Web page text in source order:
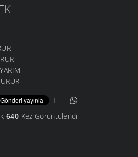
640Kez Görüntülendi